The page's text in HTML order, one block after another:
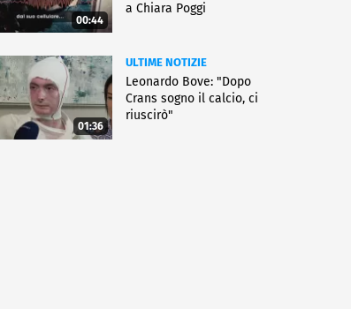
00:44
a Chiara Poggi
01:36
ULTIME NOTIZIE
Leonardo Bove: "Dopo
Crans sogno il calcio, ci
riuscirò"